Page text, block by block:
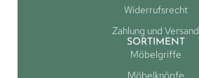
Widerrufsrecht
Zahlung und Versand
SORTIMENT
Möbelgriffe
Möbelknöpfe